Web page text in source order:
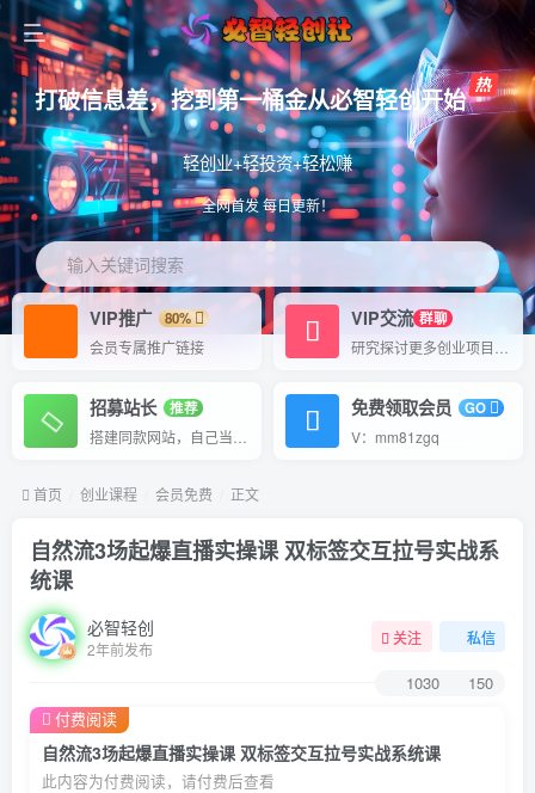
打破信息差，挖到第一桶金从必智轻创开始
轻创业+轻投资+轻松赚
全网首发 每日更新！
输入关键词搜索
VIP推广
80%
会员专属推广链接
VIP交流 群聊
招募站长
推荐
免费领取会员
GO
V：mm81zgq
首页 创业课程 会员免费 正文
自然流3场起爆直播实操课 双标签交互拉号实战系
统课
必智轻创
2年前发布
关注 私信
1030 150
自然流3场起爆直播实操课 双标签交互拉号实战系统课
此内容为付费阅读，请付费后查看
付费阅读